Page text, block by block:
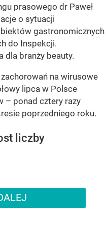
prasowego dr Paweł
o sytuacji
gastronomicznych
do Inspekcji.
dla branży beauty.
na wirusowe
lipca w Polsce
– ponad cztery razy
poprzedniego roku.
liczby